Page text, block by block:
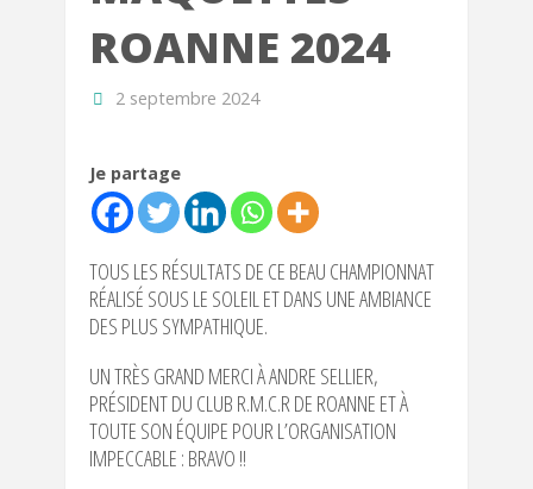
ROANNE 2024
2 septembre 2024
Je partage
TOUS LES RÉSULTATS DE CE BEAU CHAMPIONNAT
RÉALISÉ SOUS LE SOLEIL ET DANS UNE AMBIANCE
DES PLUS SYMPATHIQUE.
UN TRÈS GRAND MERCI À ANDRE SELLIER,
PRÉSIDENT DU CLUB R.M.C.R DE ROANNE ET À
TOUTE SON ÉQUIPE POUR L’ORGANISATION
IMPECCABLE : BRAVO !!